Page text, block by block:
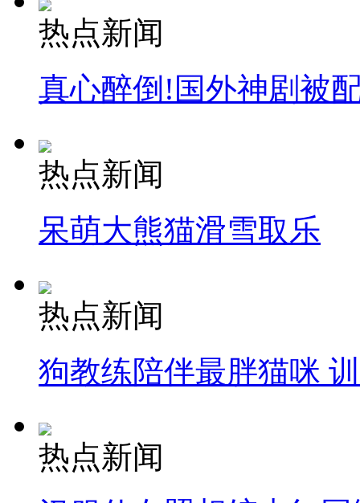
热点新闻
真心醉倒!国外神剧被
热点新闻
呆萌大熊猫滑雪取乐
热点新闻
狗教练陪伴最胖猫咪
热点新闻